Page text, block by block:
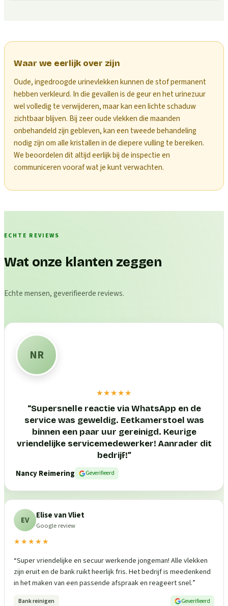
Waar we eerlijk over zijn
Oude, ingedroogde urinevlekken kunnen de stof permanent
hebben verkleurd. In die gevallen is de geur en het urinezuur
wel volledig te verwijderen, maar kan een lichte schaduw
zichtbaar blijven. Bij zeer oude vlekken die maanden
onbehandeld zijn gebleven, kan een tweede behandeling
nodig zijn om alle kristallen in de diepere vulling te bereiken.
We beoordelen dit altijd eerlijk bij de inspectie en
communiceren vooraf wat je kunt verwachten.
ECHTE REVIEWS
Wat onze klanten zeggen
Echte mensen, geverifieerde reviews.
NR
★★★★★
“Supersnelle reactie via WhatsApp en de
service was geweldig. Eetkamerstoel was
binnen een paar uur gereinigd. Keurige
vriendelijke servicemedewerker! Aanrader dit
bedrijf!”
Nancy Reimering
Geverifieerd
EV Elise van Vliet
Google review
★★★★★
“Super vriendelijke en secuur werkende jongeman! Alle vlekken
zijn eruit en de bank ruikt heerlijk fris. Het bedrijf is meedenkend
in het maken van een passende afspraak en reageert snel.”
Bank reinigen Geverifieerd